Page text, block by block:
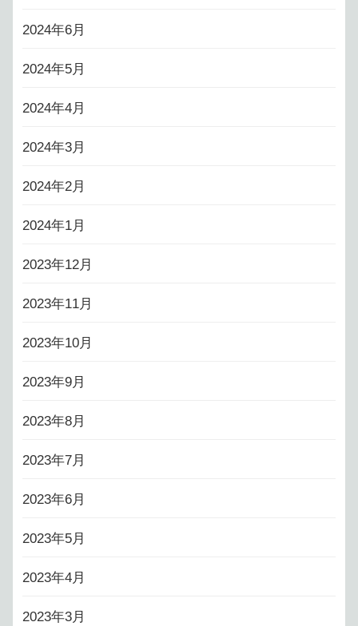
2024年6月
2024年5月
2024年4月
2024年3月
2024年2月
2024年1月
2023年12月
2023年11月
2023年10月
2023年9月
2023年8月
2023年7月
2023年6月
2023年5月
2023年4月
2023年3月